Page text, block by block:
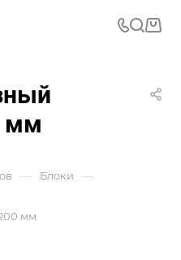
мм
— Блоки —
мм